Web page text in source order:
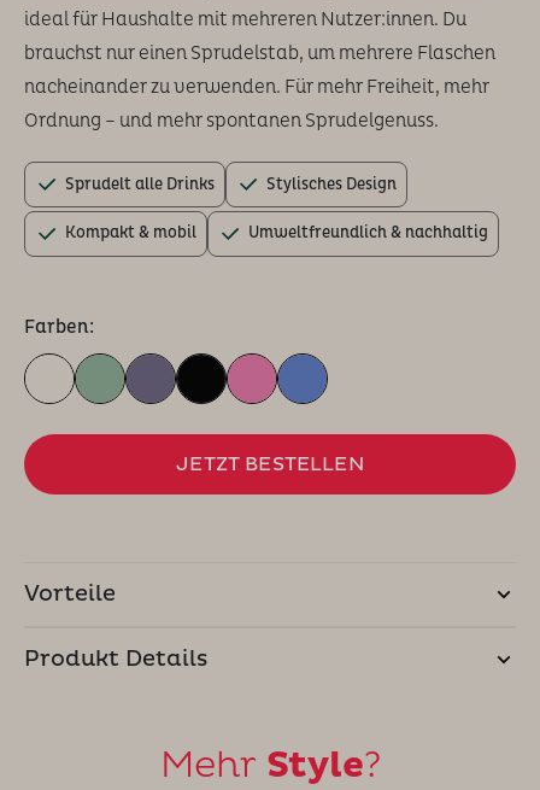
ideal für Haushalte mit mehreren Nutzer:innen. Du
brauchst nur einen Sprudelstab, um mehrere Flaschen
nacheinander zu verwenden. Für mehr Freiheit, mehr
Ordnung – und mehr spontanen Sprudelgenuss.
Sprudelt alle Drinks Stylisches Design
Kompakt & mobil Umweltfreundlich & nachhaltig
Farben:
JETZT BESTELLEN
Vorteile
Produkt Details
Mehr Style?